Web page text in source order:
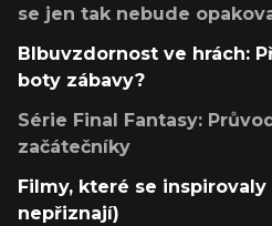
se jen tak nebude
Blbuvzdornost ve hrách:
boty zábavy?
Série Final Fantasy:
začátečníky
Filmy, které se
nepřiznají)